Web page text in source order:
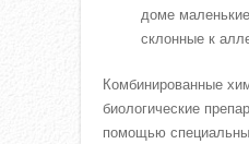
доме
склонные к
Комбинированные
биологические
помощью